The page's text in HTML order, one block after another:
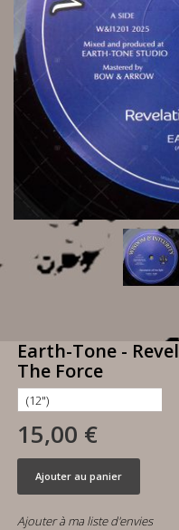
Earth-Tone -
The Force
15,00 €
Ajouter au panier
Ajouter à ma liste d'envies